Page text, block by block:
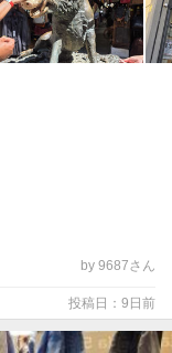
by 9687さん
投稿日：9日前